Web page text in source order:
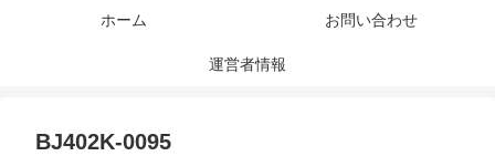
ホーム お問い合わせ
運営者情報
BJ402K-0095